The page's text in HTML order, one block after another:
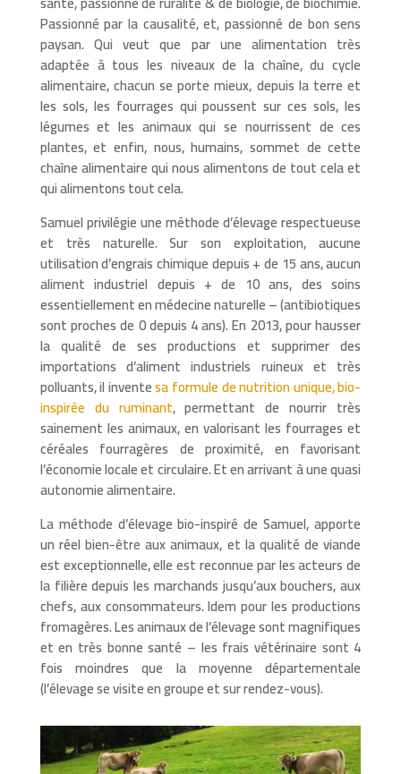
Passionné par la causalité, et, passionné de bon sens
paysan. Qui veut que par une alimentation très
adaptée à tous les niveaux de la chaîne, du cycle
alimentaire, chacun se porte mieux, depuis la terre et
les sols, les fourrages qui poussent sur ces sols, les
légumes et les animaux qui se nourrissent de ces
plantes, et enfin, nous, humains, sommet de cette
chaîne alimentaire qui nous alimentons de tout cela et
qui alimentons tout cela.
Samuel privilégie une méthode d’élevage respectueuse
et très naturelle. Sur son exploitation, aucune
utilisation d’engrais chimique depuis + de 15 ans, aucun
aliment industriel depuis + de 10 ans, des soins
essentiellement en médecine naturelle – (antibiotiques
sont proches de 0 depuis 4 ans). En 2013, pour hausser
la qualité de ses productions et supprimer des
importations d’aliment industriels ruineux et très
polluants, il inventesa formule de nutrition unique, bio-
inspirée du ruminant, permettant de nourrir très
sainement les animaux, en valorisant les fourrages et
céréales fourragères de proximité, en favorisant
l’économie locale et circulaire. Et en arrivant à une quasi
autonomie alimentaire.
La méthode d’élevage bio-inspiré de Samuel, apporte
un réel bien-être aux animaux, et la qualité de viande
est exceptionnelle, elle est reconnue par les acteurs de
la filière depuis les marchands jusqu’aux bouchers, aux
chefs, aux consommateurs. Idem pour les productions
fromagères. Les animaux de l’élevage sont magnifiques
et en très bonne santé – les frais vétérinaire sont 4
fois moindres que la moyenne départementale
(l’élevage se visite en groupe et sur rendez-vous).